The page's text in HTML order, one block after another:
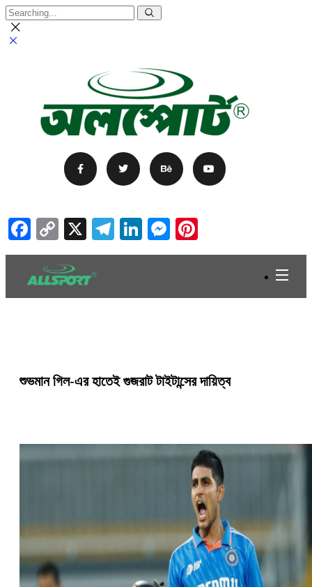
Facebook
Copy
Link
X Telegram
LinkedIn
Messenger
শুভমান গিল-এর হাতেই গুজরাট টাইটান্সের দায়িত্ব